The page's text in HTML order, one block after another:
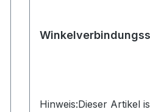
Hinweis:Dieser Artikel